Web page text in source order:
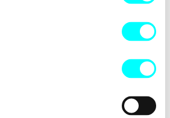
-side exception has occurred while
browser consolefor